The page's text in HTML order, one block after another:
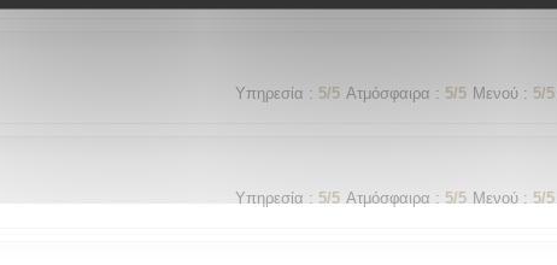
Υπηρεσία : 5/5 Ατμόσφαιρα : 5/5 Μενού : 5/5
Υπηρεσία : 5/5 Ατμόσφαιρα : 5/5 Μενού : 5/5